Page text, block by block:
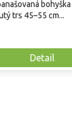
Detail
trs 45–55 cm...